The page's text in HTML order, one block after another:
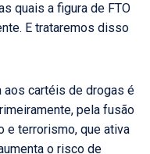
quais a figura de FTO
E trataremos disso
aos cartéis de drogas é
pela fusão
e terrorismo, que ativa
o risco de